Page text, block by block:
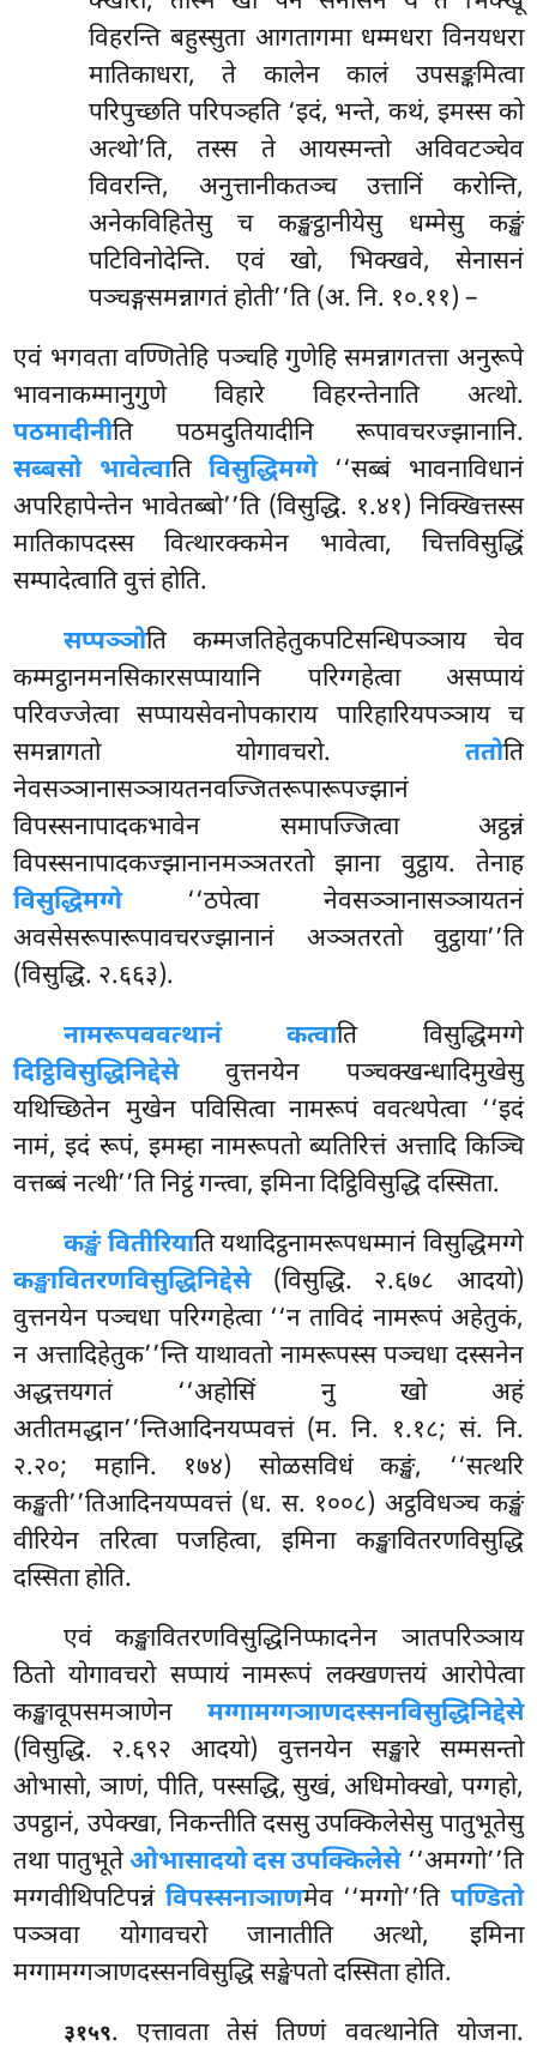
विहरन्ति बहुस्सुता आगतागमा धम्मधरा विनयधरा
मातिकाधरा, ते कालेन कालं उपसङ्कमित्वा
परिपुच्छति परिपञ्हति ‘इदं, भन्ते, कथं, इमस्स को
अत्थो’ति, तस्स ते आयस्मन्तो अविवटञ्चेव
विवरन्ति, अनुत्तानीकतञ्च उत्तानिं करोन्ति,
अनेकविहितेसु च कङ्खट्ठानीयेसु धम्मेसु कङ्खं
पटिविनोदेन्ति. एवं खो, भिक्खवे, सेनासनं
पञ्चङ्गसमन्नागतं होती’’ति (अ. नि. १०.११) –
एवं भगवता वण्णितेहि पञ्चहि गुणेहि समन्नागतत्ता अनुरूपे
भावनाकम्मानुगुणे विहारे विहरन्तेनाति अत्थो.
पठमादीनीति पठमदुतियादीनि रूपावचरज्झानानि.
सब्बसो भावेत्वातिविसुद्धिमग्गे‘‘सब्बं भावनाविधानं
अपरिहापेन्तेन भावेतब्बो’’ति (विसुद्धि. १.४१) निक्खित्तस्स
मातिकापदस्स वित्थारक्कमेन भावेत्वा, चित्तविसुद्धिं
सम्पादेत्वाति वुत्तं होति.
सप्पञ्ञोति कम्मजतिहेतुकपटिसन्धिपञ्ञाय चेव
कम्मट्ठानमनसिकारसप्पायानि परिग्गहेत्वा असप्पायं
परिवज्जेत्वा सप्पायसेवनोपकाराय पारिहारियपञ्ञाय च
समन्नागतो योगावचरो. ततोति
नेवसञ्ञानासञ्ञायतनवज्जितरूपारूपज्झानं
विपस्सनापादकभावेन समापज्जित्वा अट्ठन्नं
विपस्सनापादकज्झानानमञ्ञतरतो झाना वुट्ठाय. तेनाह
विसुद्धिमग्गे‘‘ठपेत्वा नेवसञ्ञानासञ्ञायतनं
अवसेसरूपारूपावचरज्झानानं अञ्ञतरतो वुट्ठाया’’ति
(विसुद्धि. २.६६३).
नामरूपववत्थानं कत्वाति विसुद्धिमग्गे
दिट्ठिविसुद्धिनिद्देसेवुत्तनयेन पञ्चक्खन्धादिमुखेसु
यथिच्छितेन मुखेन पविसित्वा नामरूपं ववत्थपेत्वा ‘‘इदं
नामं, इदं रूपं, इमम्हा नामरूपतो ब्यतिरित्तं अत्तादि किञ्चि
वत्तब्बं नत्थी’’ति निट्ठं गन्त्वा, इमिना दिट्ठिविसुद्धि दस्सिता.
कङ्खं वितीरियाति यथादिट्ठनामरूपधम्मानं विसुद्धिमग्गे
कङ्खावितरणविसुद्धिनिद्देसे(विसुद्धि. २.६७८ आदयो)
वुत्तनयेन पञ्चधा परिग्गहेत्वा ‘‘न ताविदं नामरूपं अहेतुकं,
न अत्तादिहेतुक’’न्ति याथावतो नामरूपस्स पञ्चधा दस्सनेन
अद्धत्तयगतं ‘‘अहोसिं नु खो अहं
अतीतमद्धान’’न्तिआदिनयप्पवत्तं (म. नि. १.१८; सं. नि.
२.२०; महानि. १७४) सोळसविधं कङ्खं, ‘‘सत्थरि
कङ्खती’’तिआदिनयप्पवत्तं (ध. स. १००८) अट्ठविधञ्च कङ्खं
वीरियेन तरित्वा पजहित्वा, इमिना कङ्खावितरणविसुद्धि
दस्सिता होति.
एवं कङ्खावितरणविसुद्धिनिप्फादनेन ञातपरिञ्ञाय
ठितो योगावचरो सप्पायं नामरूपं लक्खणत्तयं आरोपेत्वा
कङ्खावूपसमञाणेन मग्गामग्गञाणदस्सनविसुद्धिनिद्देसे
(विसुद्धि. २.६९२ आदयो) वुत्तनयेन सङ्खारे सम्मसन्तो
ओभासो, ञाणं, पीति, पस्सद्धि, सुखं, अधिमोक्खो, पग्गहो,
उपट्ठानं, उपेक्खा, निकन्तीति दससु उपक्किलेसेसु पातुभूतेसु
तथा पातुभूतेओभासादयो दस उपक्किलेसे‘‘अमग्गो’’ति
मग्गवीथिपटिपन्नं विपस्सनाञाणमेव ‘‘मग्गो’’ति पण्डितो
पञ्ञवा योगावचरो जानातीति अत्थो, इमिना
मग्गामग्गञाणदस्सनविसुद्धि सङ्खेपतो दस्सिता होति.
३१५९. एत्तावतातेसं तिण्णं ववत्थानेति योजना.